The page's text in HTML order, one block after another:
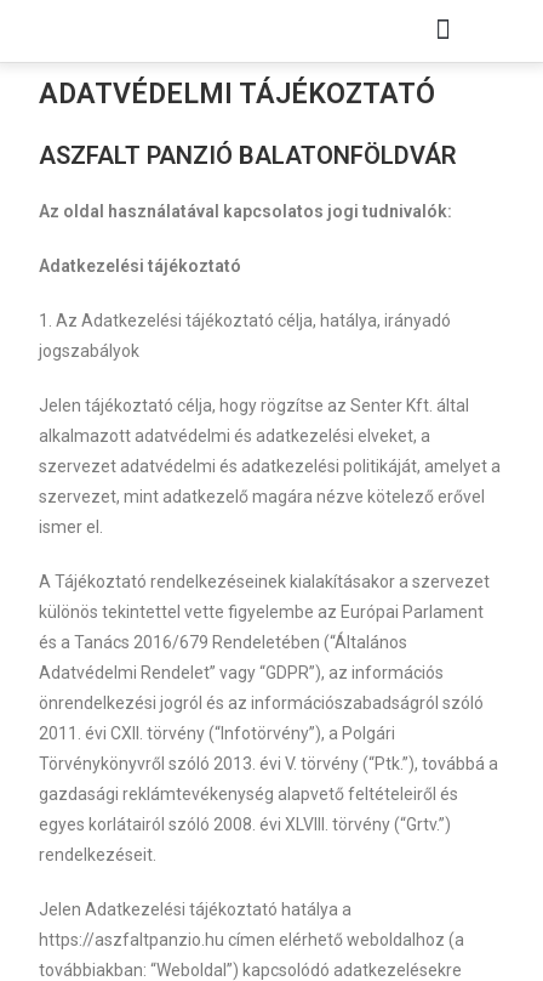
ADATVÉDELMI TÁJÉKOZTATÓ
ASZFALT PANZIÓ BALATONFÖLDVÁR
Az oldal használatával kapcsolatos jogi tudnivalók:
Adatkezelési tájékoztató
1. Az Adatkezelési tájékoztató célja, hatálya, irányadó
jogszabályok
Jelen tájékoztató célja, hogy rögzítse az Senter Kft. által
alkalmazott adatvédelmi és adatkezelési elveket, a
szervezet adatvédelmi és adatkezelési politikáját, amelyet a
szervezet, mint adatkezelő magára nézve kötelező erővel
ismer el.
A Tájékoztató rendelkezéseinek kialakításakor a szervezet
különös tekintettel vette figyelembe az Európai Parlament
és a Tanács 2016/679 Rendeletében (“Általános
Adatvédelmi Rendelet” vagy “GDPR”), az információs
önrendelkezési jogról és az információszabadságról szóló
2011. évi CXII. törvény (“Infotörvény”), a Polgári
Törvénykönyvről szóló 2013. évi V. törvény (“Ptk.”), továbbá a
gazdasági reklámtevékenység alapvető feltételeiről és
egyes korlátairól szóló 2008. évi XLVIII. törvény (“Grtv.”)
rendelkezéseit.
Jelen Adatkezelési tájékoztató hatálya a
https://aszfaltpanzio.hu címen elérhető weboldalhoz (a
továbbiakban: “Weboldal”) kapcsolódó adatkezelésekre